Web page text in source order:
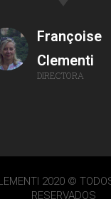
Françoise
Clementi
DIRECTORA
2020 ©
RESERVADOS